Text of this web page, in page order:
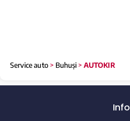
Service auto> Buhuși >AUTOKIR
Info